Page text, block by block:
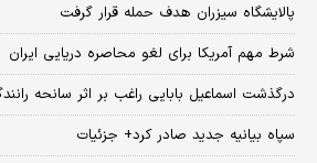
پالایشگاه سیزران هدف حمله قرار گرفت
شرط مهم آمریکا برای لغو محاصره دریایی ایران
درگذشت اسماعیل بابایی راغب بر اثر سانحه
سپاه بیانیه جدید صادر کرد+ جزئیات